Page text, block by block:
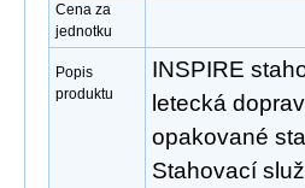
Cena za
jednotku
Popis
produktu
INSPIRE
letecká
opakované
Stahovací